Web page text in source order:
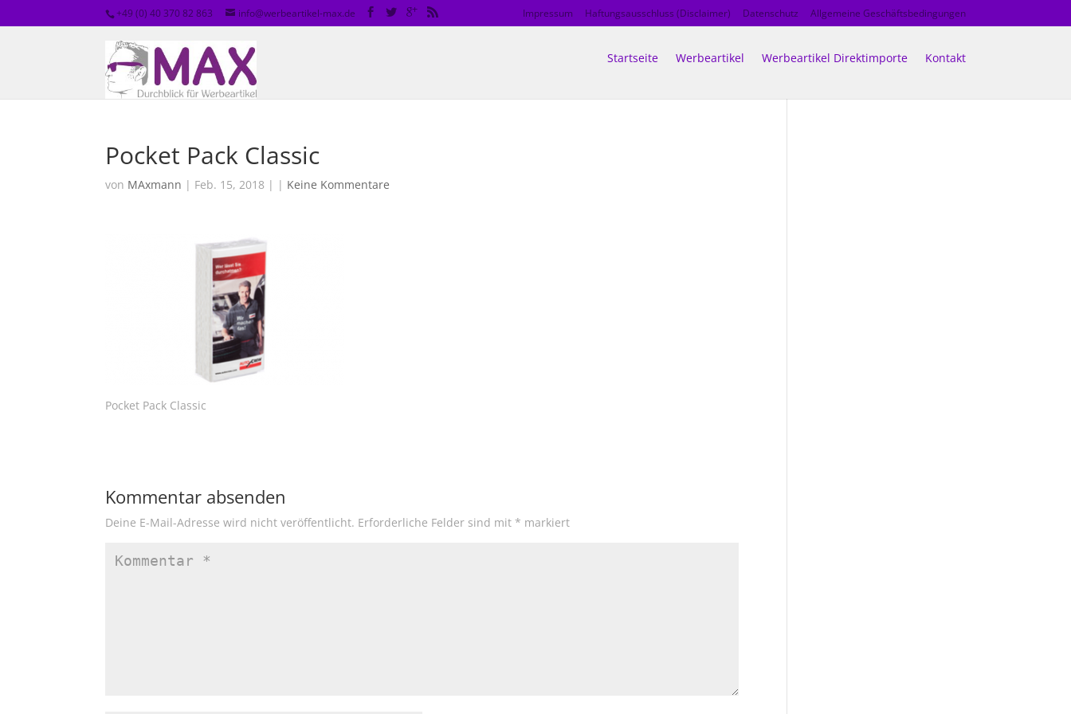
+49 (0) 40 370 82 863 info@werbeartikel-max.de Impressum Haftungsausschluss (Disclaimer) Datenschutz Allgemeine Geschäftsbedingungen
Startseite Werbeartikel Werbeartikel Direktimporte Kontakt
Pocket Pack Classic
von MAxmann | Feb. 15, 2018 | | Keine Kommentare
Pocket Pack Classic
Kommentar absenden
Deine E-Mail-Adresse wird nicht veröffentlicht. Erforderliche Felder sind mit * markiert